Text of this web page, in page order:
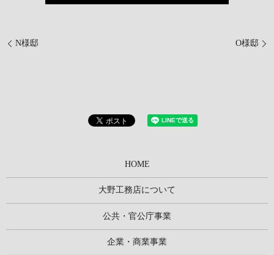
N様邸 O様邸
HOME
大野工務店について
公共・官公庁事業
企業・商業事業